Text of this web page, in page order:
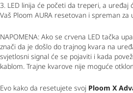
3. LED linija će početi da treperi, a uređaj
Vaš Ploom AURA resetovan i spreman za
NAPOMENA: Ako se crvena LED tačka
znači da je došlo do trajnog kvara na
svjetlosni signal će se pojaviti i kada
kablom. Trajne kvarove nije moguće
Evo kako da resetujete svoj Ploom X